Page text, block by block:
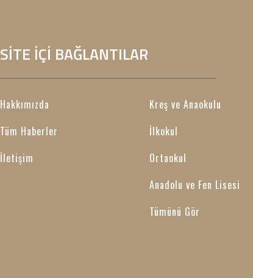
SİTE İÇİ BAĞLANTILAR
Hakkımızda
Tüm Haberler
İletişim
Kreş ve Anaokulu
İlkokul
Ortaokul
Anadolu ve Fen Lisesi
Tümünü Gör